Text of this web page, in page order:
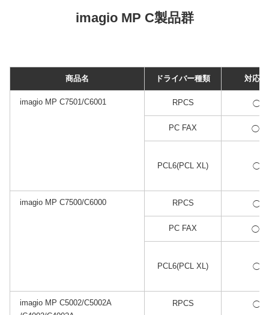
imagio MP C製品群
商品名 ドライバー種類 対応状
imagio MP C7501/C6001 RPCS ◯
PC FAX ◯
PCL6(PCL XL) ◯
imagio MP C7500/C6000 RPCS ◯
PC FAX ◯
PCL6(PCL XL) ◯
imagio MP C5002/C5002A
RPCS ◯